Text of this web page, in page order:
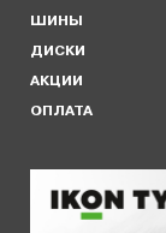
ШИНЫ
ДИСКИ
АКЦИИ
ОПЛАТА